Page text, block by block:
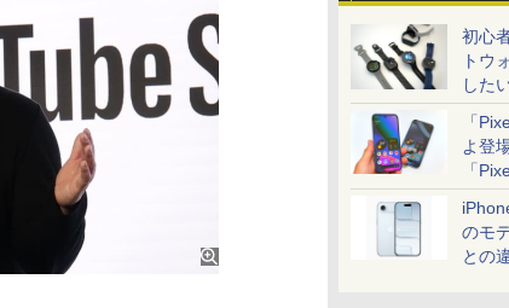
初心
トウ
した
「
よ登
「
のモ
との